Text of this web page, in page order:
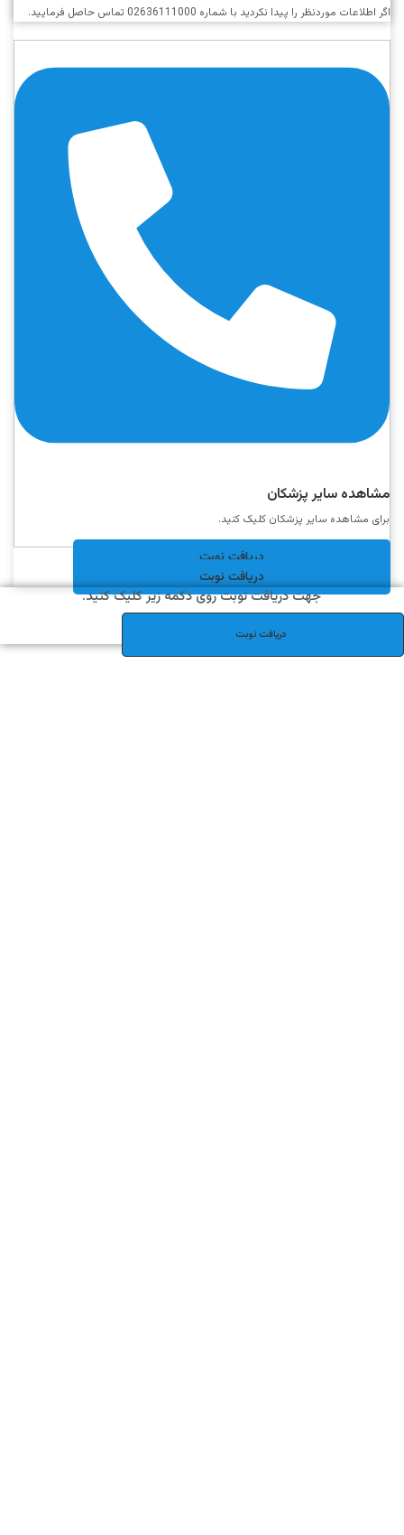
اگر اطلاعات موردنظر را پیدا نکردید با شماره 02636111000 تماس حاصل فرمایید.
مشاهده سایر پزشکان
برای مشاهده سایر پزشکان کلیک کنید.
دریافت نوبت
دریافت نوبت
جهت دریافت نوبت روی دکمه زیر کلیک کنید.
دریافت نوبت